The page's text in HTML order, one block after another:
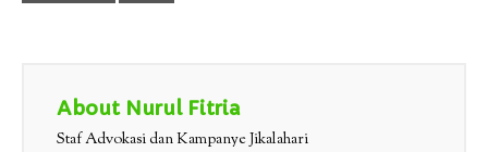
About Nurul Fitria
Staf Advokasi dan Kampanye Jikalahari